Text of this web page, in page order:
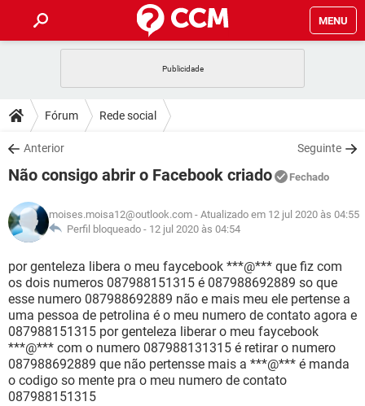
MENU
CELULAR
OUTLOOK
INSTAGRAM GMAIL
GUIA DE COMPRAS
DICAS
JOGOS
INSTAGRAM GMAIL
GUIA DE COMPRAS
DOWNLOADS
JOGOS WHATSAPP
CELULAR
OUTLOOK EXCEL
INSTAGRAM GMAIL
GUIA DE COMPRAS
JOGOS WHATSAPP
CELULAR
OUTLOOK EXCEL
INSTAGRAM GMAIL
GUIA DE COMPRAS
GLOSSÁRIO
WHATSAPP
CELULAR FACEBOOK
OUTLOOK EXCEL
INSTAGRAM GMAIL
GUIA DE COMPRAS
Fórum Rede social
Anterior Seguinte
Não consigo abrir o Facebook criado Fechado
moises.moisa12@outlook.com - Atualizado em 12 jul 2020 às 04:55
Perfil bloqueado - 12 jul 2020 às 04:54
por genteleza libera o meu faycebook ***@*** que fiz com
os dois numeros 087988151315 é 087988692889 so que
esse numero 087988692889 não e mais meu ele pertense a
uma pessoa de petrolina é o meu numero de contato agora e
087988151315 por genteleza liberar o meu faycebook
***@*** com o numero 087988131315 é retirar o numero
087988692889 que não pertensse mais a ***@*** é manda
o codigo so mente pra o meu numero de contato
087988151315